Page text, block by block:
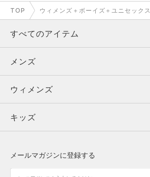
TOP ウィメンズ＋ボーイズ＋ユニセックス
すべてのアイテム
メンズ
ウィメンズ
キッズ
メンズ
トップス
ボトムス
アクセサリー
ウィメンズ
トップス
シューズ
キッズ
メールマガジンに登録する